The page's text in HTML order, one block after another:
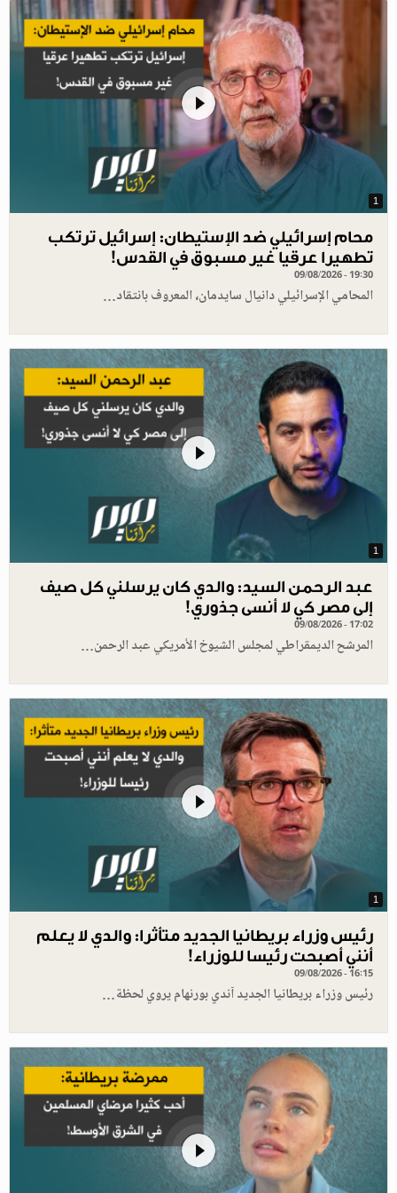
1
محام إسرائيلي ضد الإستيطان: إسرائيل ترتكب
تطهيرا عرقيا غير مسبوق في القدس!
09/08/2026 - 19:30
المحامي الإسرائيلي دانيال سايدمان، المعروف بانتقاد…
1
عبد الرحمن السيد: والدي كان يرسلني كل صيف
إلى مصر كي لا أنسى جذوري!
09/08/2026 - 17:02
المرشح الديمقراطي لمجلس الشيوخ الأمريكي عبد الرحمن…
1
رئيس وزراء بريطانيا الجديد متأثرا: والدي لا يعلم
أنني أصبحت رئيسا للوزراء!
09/08/2026 - 16:15
رئيس وزراء بريطانيا الجديد آندي بورنهام يروي لحظة…